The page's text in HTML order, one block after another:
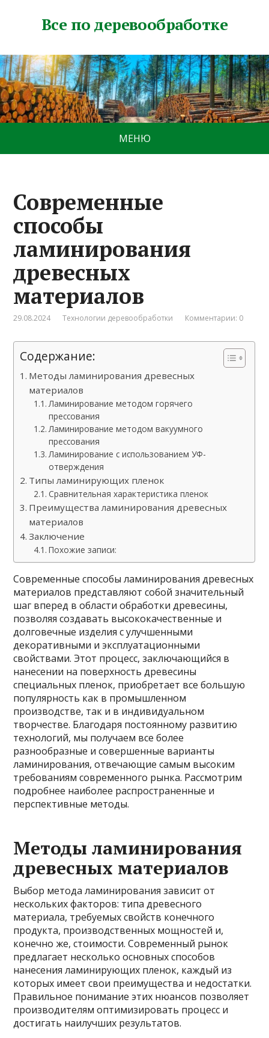
Все по деревообработке
МЕНЮ
Современные
способы
ламинирования
древесных
материалов
29.08.2024 Технологии деревообработки Комментарии: 0
Содержание:
Методы ламинирования древесных
материалов
Ламинирование методом горячего
прессования
Ламинирование методом вакуумного
прессования
Ламинирование с использованием УФ-
отверждения
Типы ламинирующих пленок
Сравнительная характеристика пленок
Преимущества ламинирования древесных
материалов
Заключение
Похожие записи:
Современные способы ламинирования древесных
материалов представляют собой значительный
шаг вперед в области обработки древесины,
позволяя создавать высококачественные и
долговечные изделия с улучшенными
декоративными и эксплуатационными
свойствами. Этот процесс, заключающийся в
нанесении на поверхность древесины
специальных пленок, приобретает все большую
популярность как в промышленном
производстве, так и в индивидуальном
творчестве. Благодаря постоянному развитию
технологий, мы получаем все более
разнообразные и совершенные варианты
ламинирования, отвечающие самым высоким
требованиям современного рынка. Рассмотрим
подробнее наиболее распространенные и
перспективные методы.
Методы ламинирования
древесных материалов
Выбор метода ламинирования зависит от
нескольких факторов: типа древесного
материала, требуемых свойств конечного
продукта, производственных мощностей и,
конечно же, стоимости. Современный рынок
предлагает несколько основных способов
нанесения ламинирующих пленок, каждый из
которых имеет свои преимущества и недостатки.
Правильное понимание этих нюансов позволяет
производителям оптимизировать процесс и
достигать наилучших результатов.